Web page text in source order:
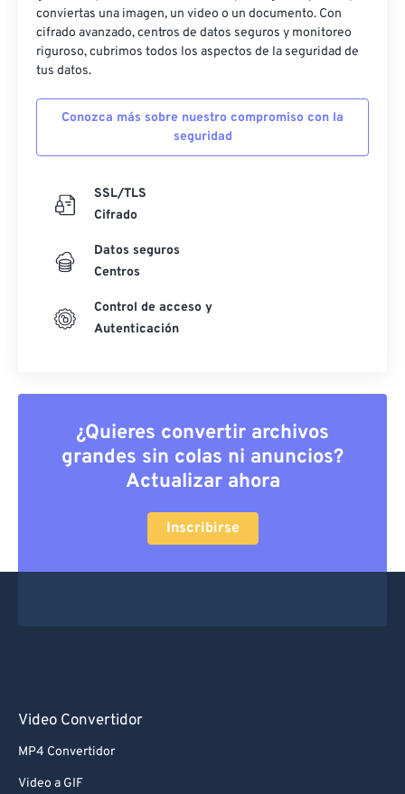
conviertas una imagen, un video o un documento. Con
cifrado avanzado, centros de datos seguros y monitoreo
riguroso, cubrimos todos los aspectos de la seguridad de
tus datos.
Conozca más sobre nuestro compromiso con la
seguridad
SSL/TLS
Cifrado
Datos seguros
Centros
Control de acceso y
Autenticación
¿Quieres convertir archivos
grandes sin colas ni anuncios?
Actualizar ahora
Inscribirse
Video Convertidor
MP4 Convertidor
Video a GIF